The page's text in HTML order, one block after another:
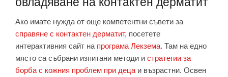
Ако имате нужда от още компетентни съвети за
справяне с контактен дерматит, посетете
интерактивния сайт на програма Лекзема. Там на едно
място са събрани изпитани методи и стратегии за
борба с кожния проблем при деца и възрастни. Освен